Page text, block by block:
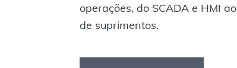
operações, do SCADA e HMI ao
de suprimentos.